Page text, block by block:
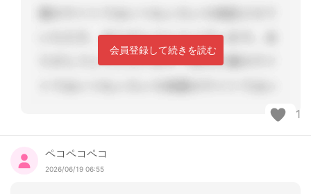
会員登録して続きを読む
1
ペコペコペコ
2026/06/19 06:55